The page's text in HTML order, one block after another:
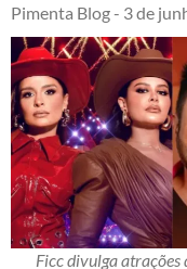
Pimenta Blog - 3 de
Ficc divulga atrações